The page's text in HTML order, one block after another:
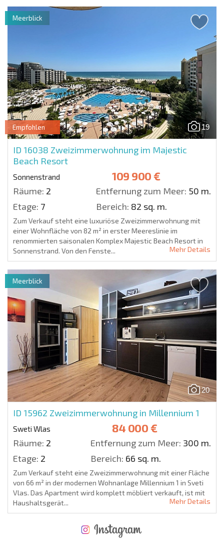
19
Empfohlen
ID 16038 Zweizimmerwohnung im Majestic
Beach Resort
Sonnenstrand 109 900 €
Räume: 2 Entfernung zum Meer: 50 m.
Etage: 7 Bereich: 82 sq. m.
Meerblick
Zum Verkauf steht eine luxuriöse Zweizimmerwohnung mit
einer Wohnfläche von 82 m² in erster Meereslinie im
renommierten saisonalen Komplex Majestic Beach Resort in
Sonnenstrand. Von den Fenste...
Mehr Details
20
ID 15962 Zweizimmerwohnung in Millennium 1
Sweti Wlas 84 000 €
Räume: 2 Entfernung zum Meer: 300 m.
Etage: 2 Bereich: 66 sq. m.
Meerblick
Zum Verkauf steht eine Zweizimmerwohnung mit einer Fläche
von 66 m² in der modernen Wohnanlage Millennium 1 in Sveti
Vlas. Das Apartment wird komplett möbliert verkauft, ist mit
Haushaltsgerät...
Mehr Details